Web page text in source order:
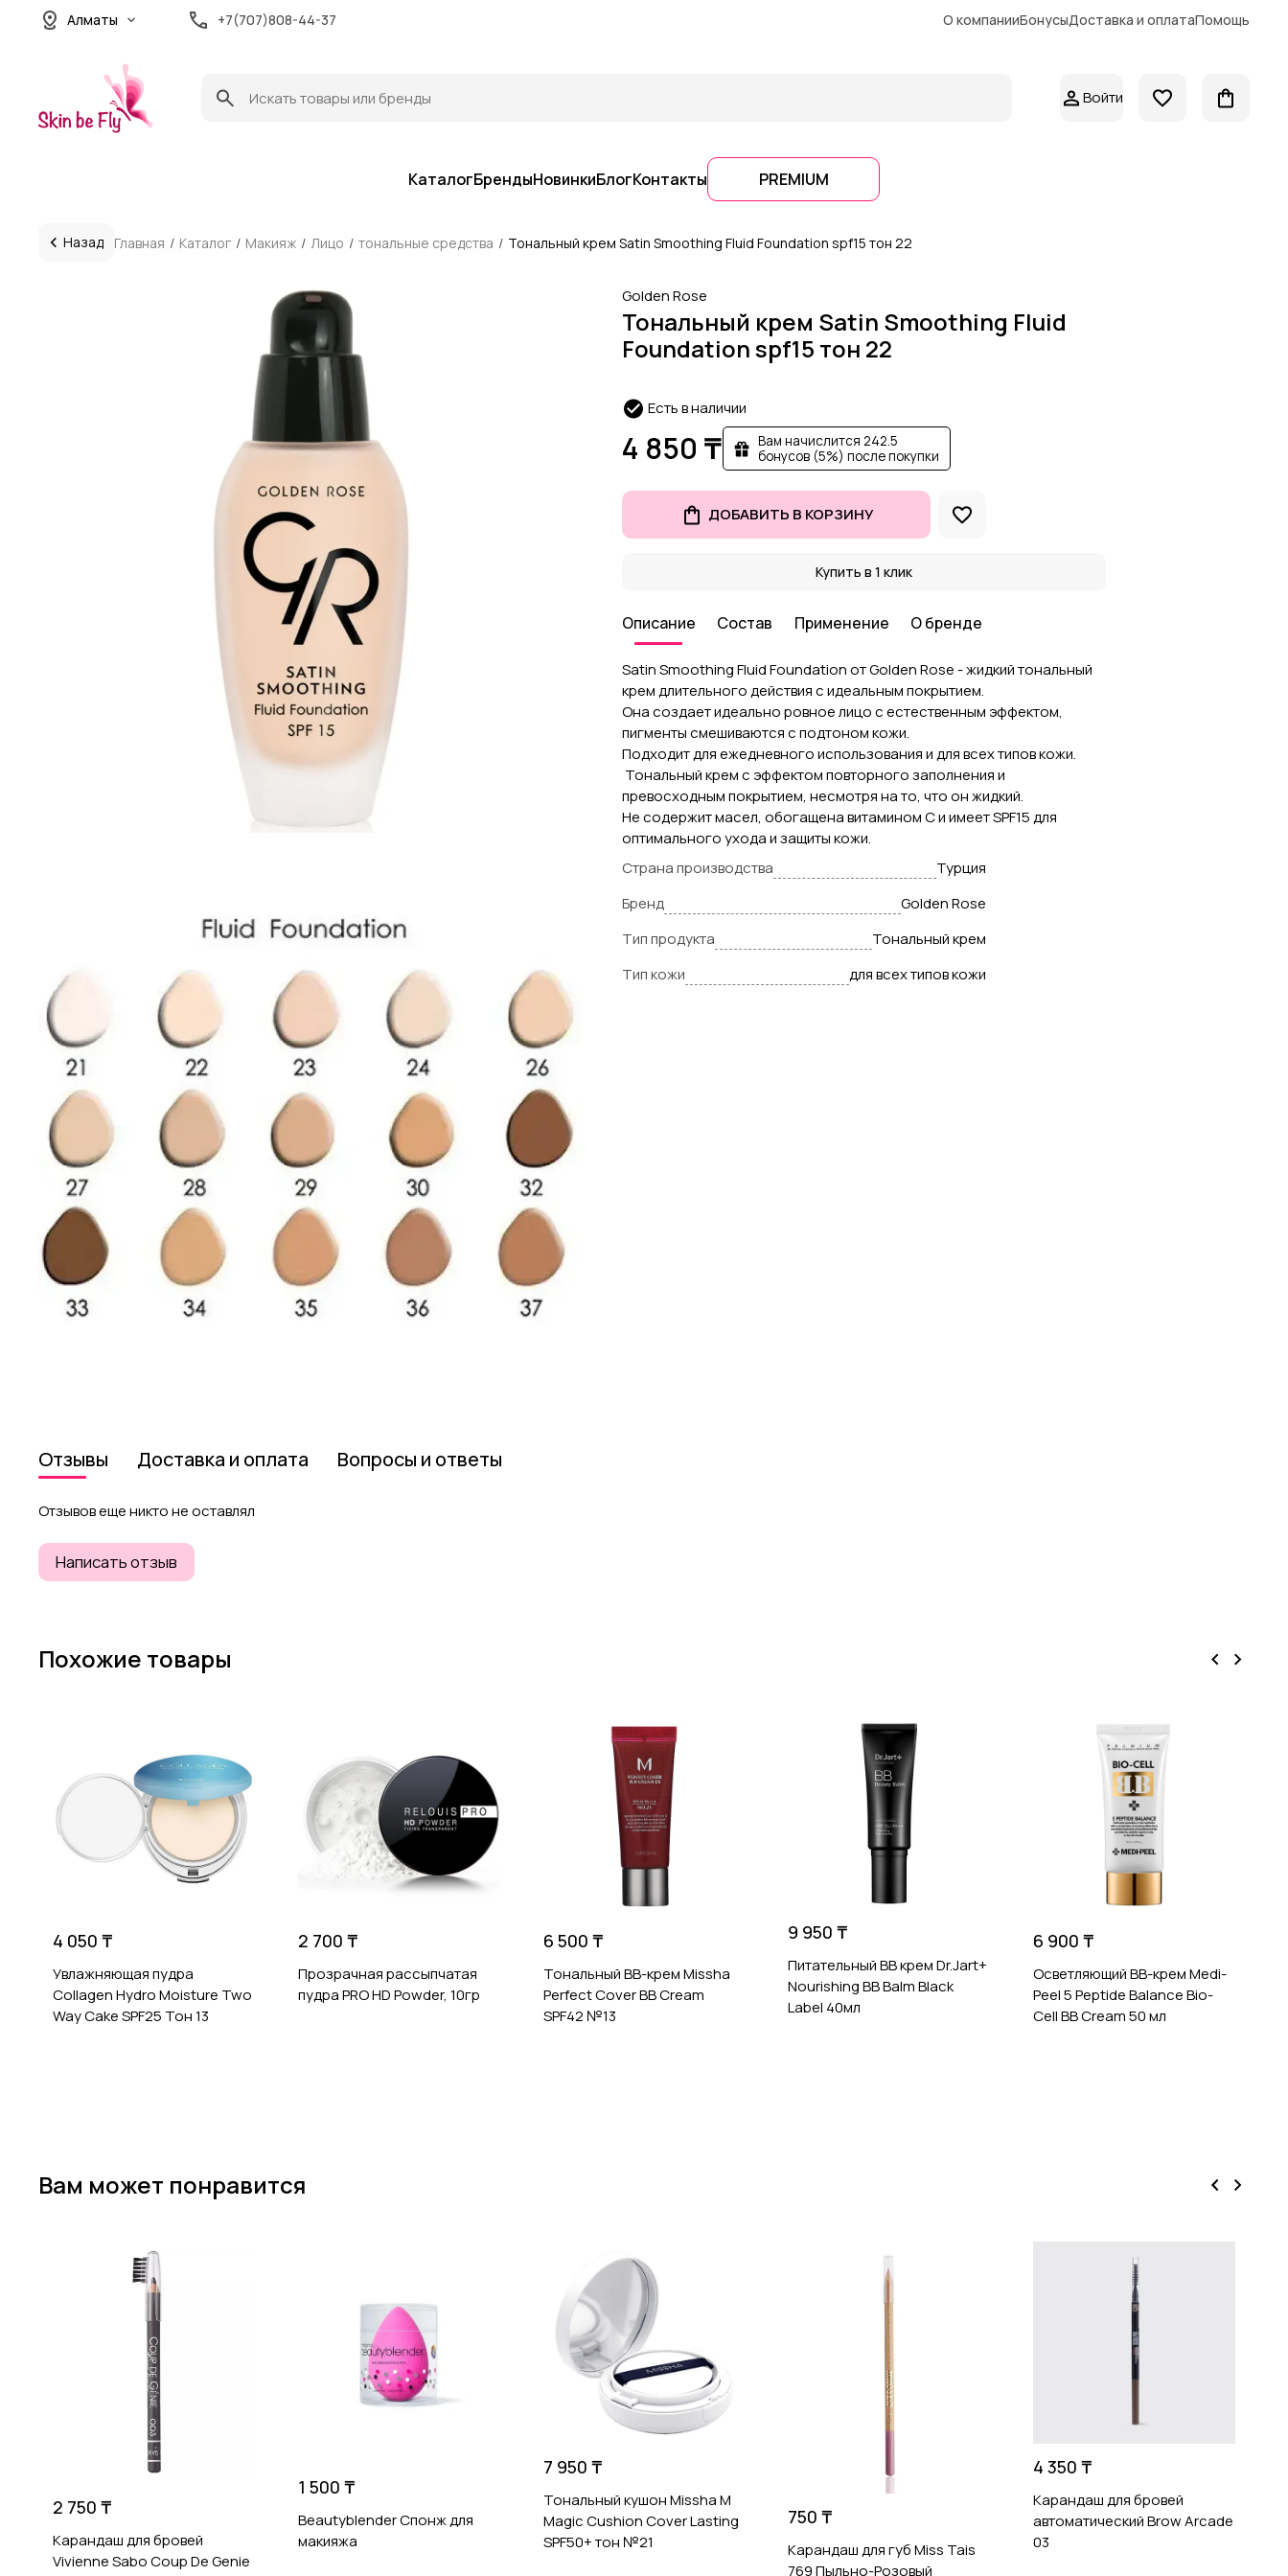
Алматы +7(707)808-44-37 О компанииБонусыДоставка и оплатаПомощь
Войти
КаталогБрендыНовинкиБлогКонтакты PREMIUM
Назад Главная Каталог Макияж Лицо тональные средства Тональный крем Satin Smoothing Fluid Foundation spf15 тон 22
Golden Rose
Тональный крем Satin Smoothing Fluid
Foundation spf15 тон 22
Есть в наличии
4 850 ₸
Вам начислится 242.5
бонусов (5%) после покупки
ДОБАВИТЬ В КОРЗИНУ
Купить в 1 клик
Описание
Satin Smoothing Fluid Foundation от Golden Rose - жидкий тональный
крем длительного действия с идеальным покрытием.
Она создает идеально ровное лицо с естественным эффектом,
пигменты смешиваются с подтоном кожи.
Подходит для ежедневного использования и для всех типов кожи.
Тональный крем с эффектом повторного заполнения и
превосходным покрытием, несмотря на то, что он жидкий.
Не содержит масел, обогащена витамином С и имеет SPF15 для
оптимального ухода и защиты кожи.
Страна производства
Турция
Бренд
Golden Rose
Тип продукта
Тональный крем
Тип кожи
для всех типов кожи
Состав Применение О бренде
Отзывы Доставка и оплата Вопросы и ответы
Отзывов еще никто не оставлял
Написать отзыв
Похожие товары
4 050 ₸
Увлажняющая пудра
Collagen Hydro Moisture Two
Way Cake SPF25 Тон 13
2 700 ₸
Прозрачная рассыпчатая
пудра PRO HD Powder, 10гр
6 500 ₸
Тональный BB-крем Missha
Perfect Cover BB Cream
SPF42 №13
9 950 ₸
Питательный BB крем Dr.Jart+
Nourishing BB Balm Black
Label 40мл
6 900 ₸
Осветляющий BB-крем Medi-
Peel 5 Peptide Balance Bio-
Сell BB Cream 50 мл
Вам может понравится
2 750 ₸
Карандаш для бровей
Vivienne Sabo Coup De Genie
1 500 ₸
Beautyblender Спонж для
макияжа
7 950 ₸
Тональный кушон Missha M
Magic Cushion Cover Lasting
SPF50+ тон №21
750 ₸
Карандаш для губ Miss Tais
769 Пыльно-Розовый
4 350 ₸
Карандаш для бровей
автоматический Brow Arcade
03